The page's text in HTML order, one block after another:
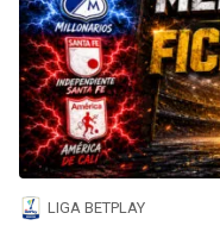
LIGA BETPLAY